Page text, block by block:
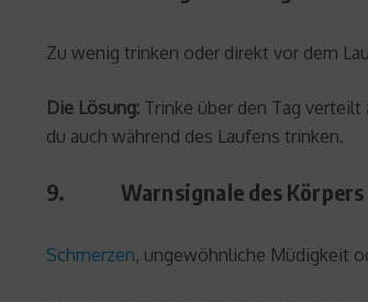
Zu wenig trinken oder direkt vor dem
Die Lösung: Trinke über den Tag
du auch während des Laufens trinken.
9. Warnsignale des Körpers
Schmerzen, ungewöhnliche Müdigkeit